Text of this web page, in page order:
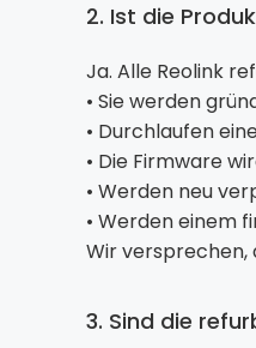
2. Ist die
Ja. Alle Reolink
• Sie werden
• Durchlaufen
• Die Firmware
• Werden neu
• Werden einem
Wir versprechen,
3. Sind die